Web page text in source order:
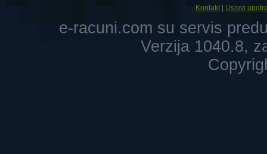
Kontakt Uslovi
e-racuni.com su servis
Verzija 1040.8,